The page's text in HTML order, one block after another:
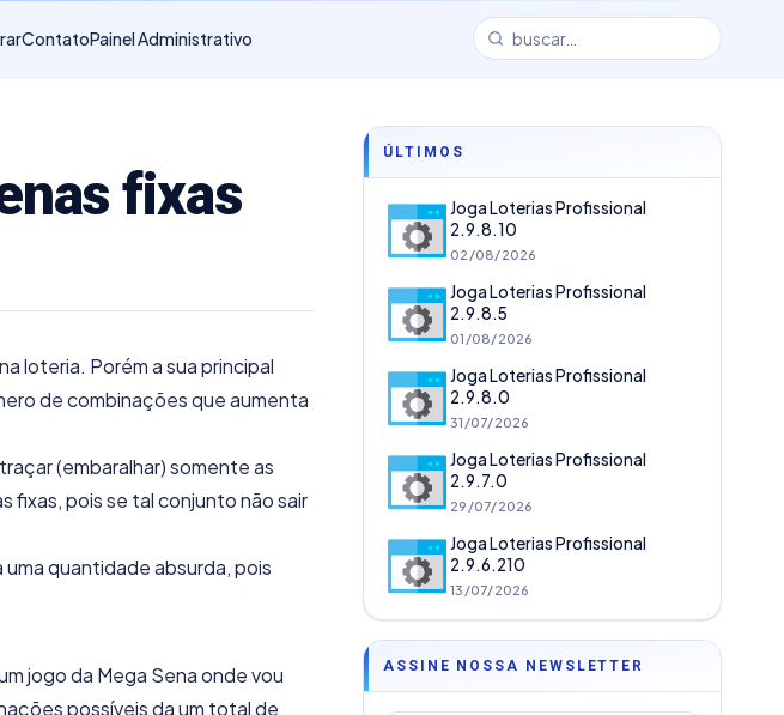
ContatoPainel Administrativo
fixas
loteria. Porém a sua principal
de combinações que aumenta
(embaralhar) somente as
fixas, pois se tal conjunto não sair
quantidade absurda, pois
jogo da Mega Sena onde vou
possíveis da um total de
ÚLTIMOS
Joga Loterias Profissional
2.9.8.10
02/08/2026
Joga Loterias Profissional
2.9.8.5
01/08/2026
Joga Loterias Profissional
2.9.8.0
31/07/2026
Joga Loterias Profissional
2.9.7.0
29/07/2026
Joga Loterias Profissional
2.9.6.210
13/07/2026
ASSINE NOSSA NEWSLETTER